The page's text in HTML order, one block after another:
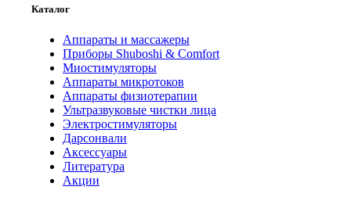
Каталог
Аппараты и массажеры
Приборы Shuboshi & Comfort
Миостимуляторы
Аппараты микротоков
Аппараты физиотерапии
Ультразвуковые чистки лица
Электростимуляторы
Дарсонвали
Аксессуары
Литература
Акции